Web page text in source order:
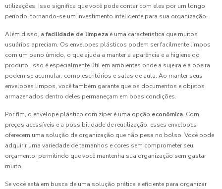
utilizações. Isso significa que você pode contar com eles por um longo
período, tornando-se um investimento inteligente para sua organização.
Além disso, a facilidade de limpeza é uma característica que muitos
usuários apreciam. Os envelopes plásticos podem ser facilmente limpos
com um pano úmido, o que ajuda a manter a aparência e a higiene do
produto. Isso é especialmente útil em ambientes onde a sujeira e a poeira
podem se acumular, como escritórios e salas de aula. Ao manter seus
envelopes limpos, você também garante que os documentos e objetos
armazenados dentro deles permaneçam em boas condições.
Por fim, o envelope plástico com zíper é uma opção econômica. Com
preços acessíveis e a possibilidade de reutilização, esses envelopes
oferecem uma solução de organização que não pesa no bolso. Você pode
adquirir uma variedade de tamanhos e cores sem comprometer seu
orçamento, permitindo que você mantenha sua organização sem gastar
muito.
Se você está em busca de uma solução prática e eficiente para organizar